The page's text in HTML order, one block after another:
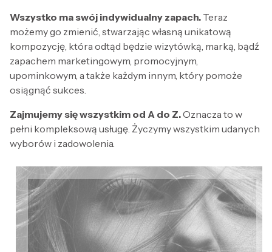
Wszystko ma swój indywidualny zapach. Teraz
możemy go zmienić, stwarzając własną unikatową
kompozycję, która odtąd będzie wizytówką, marką, bądź
zapachem marketingowym, promocyjnym,
upominkowym, a także każdym innym, który pomoże
osiągnąć sukces.
Zajmujemy się wszystkim od A do Z.Oznacza to w
pełni kompleksową usługę. Życzymy wszystkim udanych
wyborów i zadowolenia.